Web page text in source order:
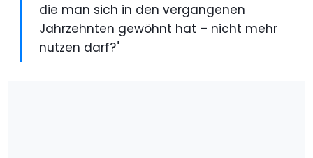
die man sich in den vergangenen
Jahrzehnten gewöhnt hat – nicht mehr
nutzen darf?"